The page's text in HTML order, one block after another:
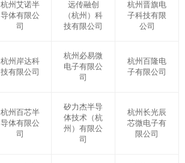
杭州艾诺半
导体有限公
司
远传融创
（杭州）科
技有限公司
杭州晋旗电
子科技有限
公司
杭州岸达科
技有限公司
杭州必易微
电子有限公
司
杭州百隆电
子有限公司
杭州百芯半
导体有限公
司
矽力杰半导
体技术（杭
州）有限公
司
杭州长光辰
芯微电子有
限公司